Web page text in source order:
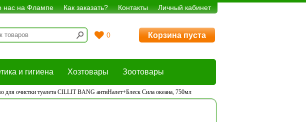
нас на Флампе Как заказать? Контакты Личный кабинет
0 Корзина пуста
и гигиена Хозтовары Зоотовары
для очистки туалета CILLIT BANG антиНалет+Блеск Сила океана, 750мл